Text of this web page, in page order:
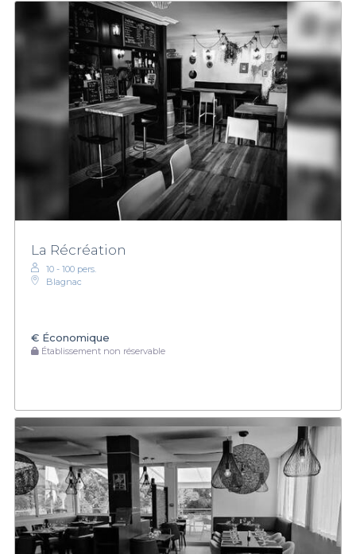
La Récréation
10 - 100 pers.
Blagnac
€ Économique
Établissement non réservable